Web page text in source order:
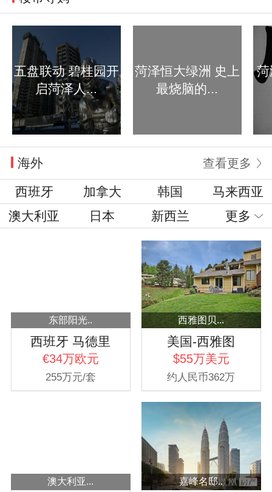
五盘联动 碧桂园开
启菏泽人...
菏泽恒大绿洲 史上
最烧脑的...
海外 查看更多
西班牙 加拿大 韩国
马来西亚
澳大利亚
日本 新西兰 更多
东部阳光..
西班牙 马德里
€34万欧元
255万元/套
西雅图贝...
美国-西雅图
$55万美元
约人民币362万
澳大利亚... 嘉峰名邸..